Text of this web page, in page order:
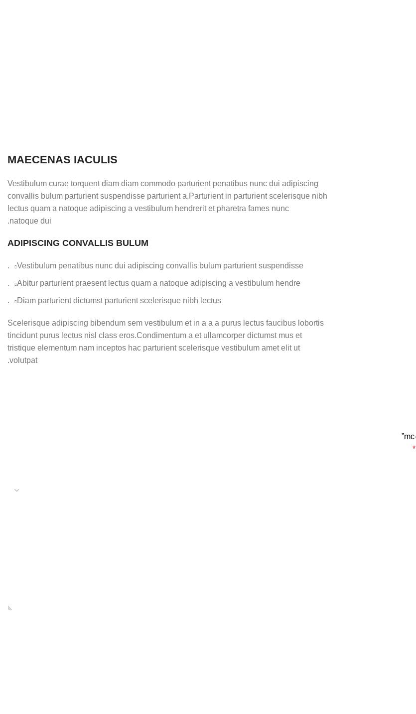
MAECENAS IACULIS
Vestibulum curae torquent diam diam commodo parturient penatibus nunc dui adipiscing
convallis bulum parturient suspendisse parturient a.Parturient in parturient scelerisque nibh
lectus quam a natoque adipiscing a vestibulum hendrerit et pharetra fames nunc
natoque dui.
ADIPISCING CONVALLIS BULUM
Vestibulum penatibus nunc dui adipiscing convallis bulum parturient suspendisse.
Abitur parturient praesent lectus quam a natoque adipiscing a vestibulum hendre.
Diam parturient dictumst parturient scelerisque nibh lectus.
Scelerisque adipiscing bibendum sem vestibulum et in a a a purus lectus faucibus lobortis
tincidunt purus lectus nisl class eros.Condimentum a et ullamcorper dictumst mus et
tristique elementum nam inceptos hac parturient scelerisque vestibulum amet elit ut
volutpat.
*